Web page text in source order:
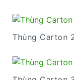
Thùng Carton